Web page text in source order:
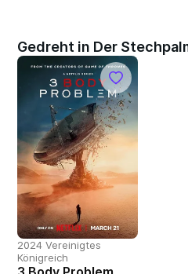
Gedreht in Der
2024 Vereinigtes
Königreich